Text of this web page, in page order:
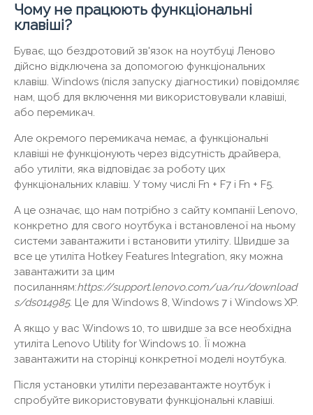
Чому не працюють функціональні
клавіші?
Буває, що бездротовий зв'язок на ноутбуці Леново
дійсно відключена за допомогою функціональних
клавіш. Windows (після запуску діагностики) повідомляє
нам, щоб для включення ми використовували клавіші,
або перемикач.
Але окремого перемикача немає, а функціональні
клавіші не функціонують через відсутність драйвера,
або утиліти, яка відповідає за роботу цих
функціональних клавіш. У тому числі Fn + F7 і Fn + F5.
А це означає, що нам потрібно з сайту компанії Lenovo,
конкретно для свого ноутбука і встановленої на ньому
системи завантажити і встановити утиліту. Швидше за
все це утиліта Hotkey Features Integration, яку можна
завантажити за цим
посиланням:https://support.lenovo.com/ua/ru/download
s/ds014985. Це для Windows 8, Windows 7 і Windows XP.
А якщо у вас Windows 10, то швидше за все необхідна
утиліта Lenovo Utility for Windows 10. Її можна
завантажити на сторінці конкретної моделі ноутбука.
Після установки утиліти перезавантажте ноутбук і
спробуйте використовувати функціональні клавіші.